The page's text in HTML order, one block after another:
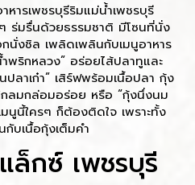
หารเพชรบุรีริมแม่น้ำเพชรบุรี
ร่มรื่นด้วยธรรมชาติ มีโซนที่นั่ง
นั่งชิล เพลิดเพลินกับเมนูอาหาร
พริกหลวง” อร่อยไส้ปลาทูและ
ลาเก๋า” เสิร์ฟพร้อมเนื้อปลา กุ้ง
กลมกล่อมอร่อย หรือ “กุ้งนึ่งนม
นูนี้ใครๆ ก็ต้องติดใจ เพราะทั้ง
บเนื้อกุ้งเต็มคำ
ล็กซ์ เพชรบุรี